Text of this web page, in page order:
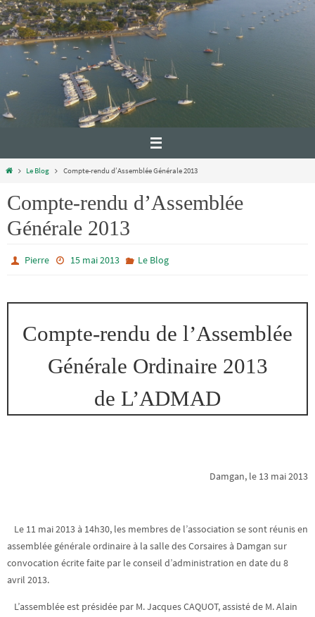
Le Blog Compte-rendu d’Assemblée Générale 2013
Compte-rendu d’Assemblée
Générale 2013
Pierre 15 mai 2013 Le Blog
Compte-rendu de l’Assemblée
Générale Ordinaire 2013
de L’ADMAD
Damgan, le 13 mai 2013
Le 11 mai 2013 à 14h30, les membres de l’association se sont réunis en
assemblée générale ordinaire à la salle des Corsaires à Damgan sur
convocation écrite faite par le conseil d’administration en date du 8
avril 2013.
L’assemblée est présidée par M. Jacques CAQUOT, assisté de M. Alain